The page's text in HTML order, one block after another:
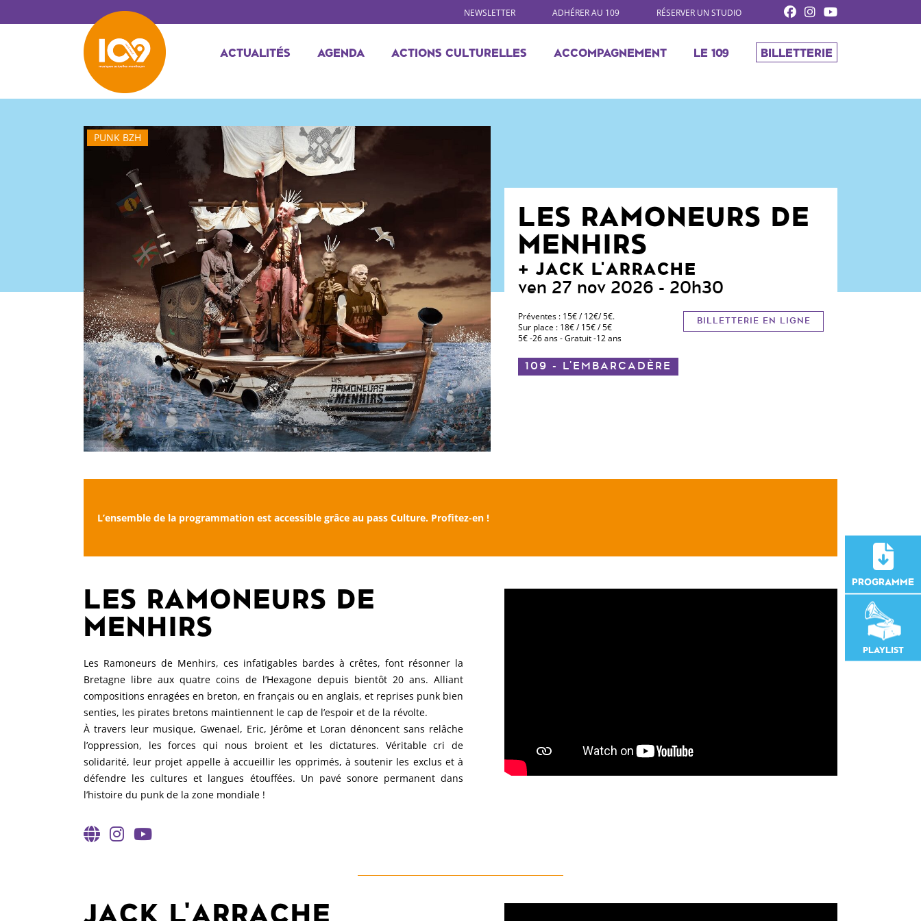
NEWSLETTER ADHÉRER AU 109 RÉSERVER UN STUDIO
ACTUALITÉS AGENDA ACTIONS CULTURELLES ACCOMPAGNEMENT LE 109 BILLETTERIE
PUNK BZH
LES RAMONEURS DE
MENHIRS
JACK L'ARRACHE
ven 27 nov 2026 - 20h30
Préventes : 15€ / 12€/ 5€.
Sur place : 18€ / 15€ / 5€
5€ -26 ans - Gratuit -12 ans
BILLETTERIE EN LIGNE
109 - L'EMBARCADÈRE
L’ensemble de la programmation est accessible grâce au pass Culture. Profitez-en !
LES RAMONEURS DE
MENHIRS
Les Ramoneurs de Menhirs, ces infatigables bardes à crêtes, font résonner la
Bretagne libre aux quatre coins de l’Hexagone depuis bientôt 20 ans. Alliant
compositions enragées en breton, en français ou en anglais, et reprises punk bien
senties, les pirates bretons maintiennent le cap de l’espoir et de la révolte.
À travers leur musique, Gwenael, Eric, Jérôme et Loran dénoncent sans relâche
l’oppression, les forces qui nous broient et les dictatures. Véritable cri de
solidarité, leur projet appelle à accueillir les opprimés, à soutenir les exclus et à
défendre les cultures et langues étouffées. Un pavé sonore permanent dans
l’histoire du punk de la zone mondiale !
JACK L'ARRACHE
PROGRAMME
PLAYLIST